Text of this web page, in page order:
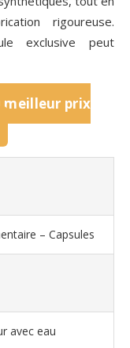
rigoureuse.
exclusive peut
meilleur prix
– Capsules
avec eau